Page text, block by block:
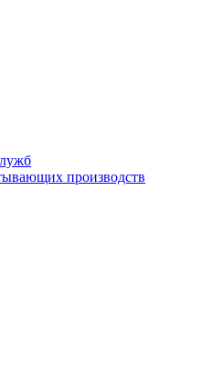
производств